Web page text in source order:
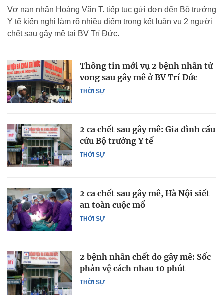
Vợ nạn nhân Hoàng Văn T. tiếp tục gửi đơn đến Bộ trưởng
Y tế kiến nghị làm rõ nhiều điểm trong kết luận vụ 2 người
chết sau gây mê tại BV Trí Đức.
THỜI SỰ
Thông tin mới vụ 2 bệnh nhân tử
vong sau gây mê ở BV Trí Đức
THỜI SỰ
2 ca chết sau gây mê: Gia đình cầu
cứu Bộ trưởng Y tế
THỜI SỰ
2 ca chết sau gây mê, Hà Nội siết
an toàn cuộc mổ
THỜI SỰ
2 bệnh nhân chết do gây mê: Sốc
phản vệ cách nhau 10 phút